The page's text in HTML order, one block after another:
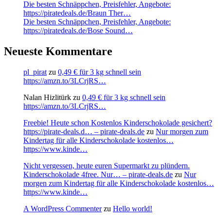
Die besten Schnäppchen, Preisfehler, Angebote:
https://piratedeals.de/Braun Ther…
Die besten Schnäppchen, Preisfehler, Angebote:
https://piratedeals.de/Bose Sound…
Neueste Kommentare
pl_pirat zu 0,49 € für 3 kg schnell sein
https://amzn.to/3LCrjRS…
Nalan Hizlitürk zu 0,49 € für 3 kg schnell sein
https://amzn.to/3LCrjRS…
Freebie! Heute schon Kostenlos Kinderschokolade gesichert?
https://pirate-deals.d… – pirate-deals.de zu Nur morgen zum
Kindertag für alle Kinderschokolade kostenlos…
https://www.kinde…
Nicht vergessen, heute euren Supermarkt zu plündern.
Kinderschokolade 4free. Nur… – pirate-deals.de zu Nur
morgen zum Kindertag für alle Kinderschokolade kostenlos…
https://www.kinde…
A WordPress Commenterzu Hello world!